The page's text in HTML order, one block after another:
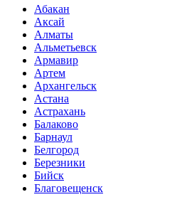
Абакан
Аксай
Алматы
Альметьевск
Армавир
Артем
Архангельск
Астана
Астрахань
Балаково
Барнаул
Белгород
Березники
Бийск
Благовещенск